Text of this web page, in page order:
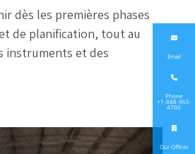
dès les premières phases
de planification, tout au
instruments et des
Email
Phone
+1-888-965-
4700
Our Offices